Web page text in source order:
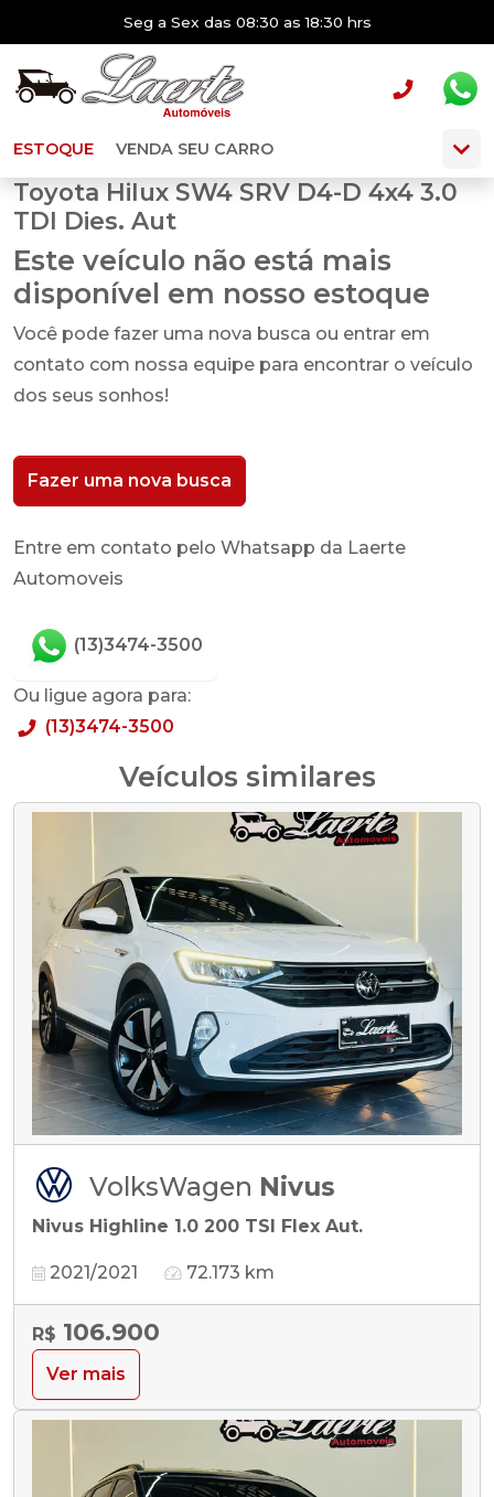
Seg a Sex das 08:30 as 18:30 hrs
ESTOQUE VENDA SEU CARRO
Toyota Hilux SW4 SRV D4-D 4x4 3.0
TDI Dies. Aut
Este veículo não está mais
disponível em nosso estoque
Você pode fazer uma nova busca ou entrar em
contato com nossa equipe para encontrar o veículo
dos seus sonhos!
Fazer uma nova busca
Entre em contato pelo Whatsapp da Laerte
Automoveis
(13)3474-3500
Ou ligue agora para:
(13)3474-3500
Veículos similares
VolksWagen Nivus
Nivus Highline 1.0 200 TSI Flex Aut.
2021/2021 72.173 km
R$ 106.900
Ver mais